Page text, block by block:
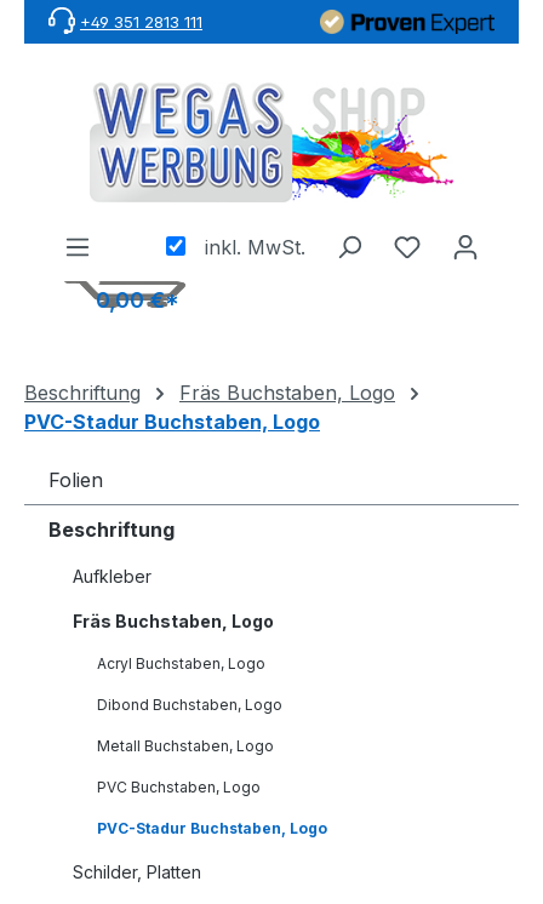
Zum Hauptinhalt springen
+49 351 2813 111
inkl. MwSt.
0,00 €*
Beschriftung
Fräs Buchstaben, Logo
PVC-Stadur Buchstaben, Logo
Folien
Beschriftung
Aufkleber
Fräs Buchstaben, Logo
Acryl Buchstaben, Logo
Dibond Buchstaben, Logo
Metall Buchstaben, Logo
PVC Buchstaben, Logo
PVC-Stadur Buchstaben, Logo
Schilder, Platten